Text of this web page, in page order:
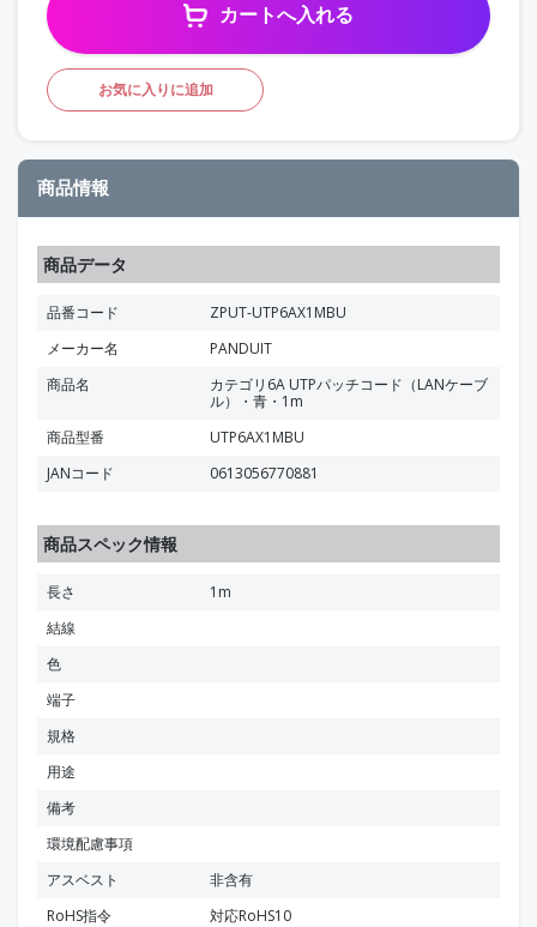
カートへ入れる
お気に入りに追加
商品情報
商品データ
品番コード
ZPUT-UTP6AX1MBU
メーカー名
PANDUIT
商品名
カテゴリ6A UTPパッチコード（LANケーブ
ル）・青・1m
商品型番
UTP6AX1MBU
JANコード
0613056770881
商品スペック情報
長さ
1m
結線
色
端子
規格
用途
備考
環境配慮事項
アスベスト
非含有
RoHS指令
対応RoHS10